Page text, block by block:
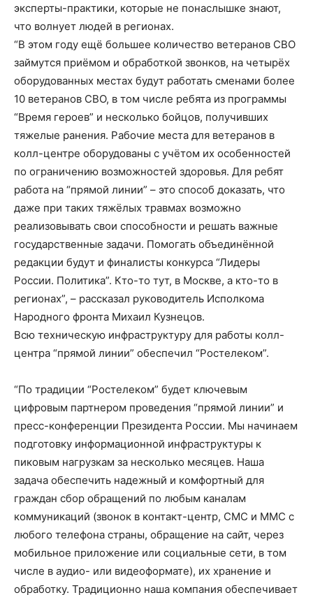
эксперты-практики, которые не понаслышке знают,
что волнует людей в регионах.
“В этом году ещё большее количество ветеранов СВО
займутся приёмом и обработкой звонков, на четырёх
оборудованных местах будут работать сменами более
10 ветеранов СВО, в том числе ребята из программы
“Время героев” и несколько бойцов, получивших
тяжелые ранения. Рабочие места для ветеранов в
колл-центре оборудованы с учётом их особенностей
по ограничению возможностей здоровья. Для ребят
работа на “прямой линии” – это способ доказать, что
даже при таких тяжёлых травмах возможно
реализовывать свои способности и решать важные
государственные задачи. Помогать объединённой
редакции будут и финалисты конкурса “Лидеры
России. Политика”. Кто-то тут, в Москве, а кто-то в
регионах”, – рассказал руководитель Исполкома
Народного фронта Михаил Кузнецов.
Всю техническую инфраструктуру для работы колл-
центра “прямой линии” обеспечил “Ростелеком”.
“По традиции “Ростелеком” будет ключевым
цифровым партнером проведения “прямой линии” и
пресс-конференции Президента России. Мы начинаем
подготовку информационной инфраструктуры к
пиковым нагрузкам за несколько месяцев. Наша
задача обеспечить надежный и комфортный для
граждан сбор обращений по любым каналам
коммуникаций (звонок в контакт-центр, СМС и ММС c
любого телефона страны, обращение на сайт, через
мобильное приложение или социальные сети, в том
числе в аудио- или видеоформате), их хранение и
обработку. Традиционно наша компания обеспечивает